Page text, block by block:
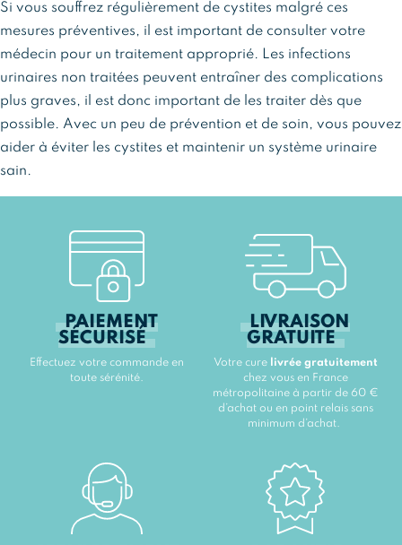
Si vous souffrez régulièrement de cystites malgré ces
mesures préventives, il est important de consulter votre
médecin pour un traitement approprié. Les infections
urinaires non traitées peuvent entraîner des complications
plus graves, il est donc important de les traiter dès que
possible. Avec un peu de prévention et de soin, vous pouvez
aider à éviter les cystites et maintenir un système urinaire
sain.
PAIEMENT
SÉCURISÉ
Effectuez votre commande en
toute sérénité.
LIVRAISON
GRATUITE
Votre cure
livrée gratuitement
chez vous en France
métropolitaine à partir de 60 €
d’achat ou en point relais sans
minimum d’achat.